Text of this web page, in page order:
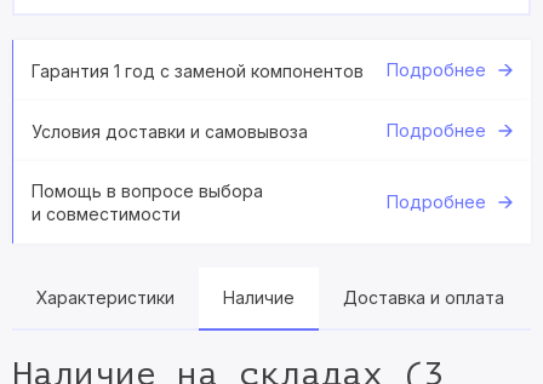
Гарантия 1 год с заменой компонентов Подробнее
Условия доставки и самовывоза Подробнее
Помощь в вопросе выбора
и совместимости
Подробнее
Характеристики Наличие Доставка и оплата
Наличие на складах (3